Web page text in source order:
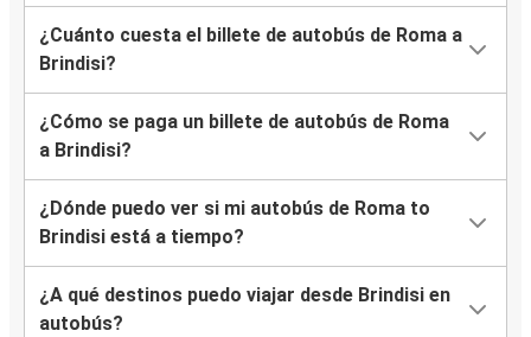
¿Cuánto cuesta el billete de autobús de Roma a
Brindisi?
¿Cómo se paga un billete de autobús de Roma
a Brindisi?
¿Dónde puedo ver si mi autobús de Roma to
Brindisi está a tiempo?
¿A qué destinos puedo viajar desde Brindisi en
autobús?